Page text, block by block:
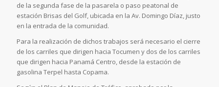
de la segunda fase de la pasarela o paso peatonal de
estación Brisas del Golf, ubicada en la Av. Domingo Díaz, justo
en la entrada de la comunidad.
Para la realización de dichos trabajos será necesario el cierre
de los carriles que dirigen hacia Tocumen y dos de los carriles
que dirigen hacia Panamá Centro, desde la estación de
gasolina Terpel hasta Copama.